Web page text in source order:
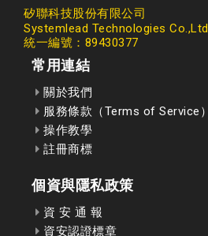
矽聯科技股份有限公司
Systemlead Technologies Co.,Ltd
統一編號：89430377
常用連結
關於我們
服務條款（Terms of Service）
操作教學
註冊商標
個資與隱私政策
資 安 通 報
資安認證標章